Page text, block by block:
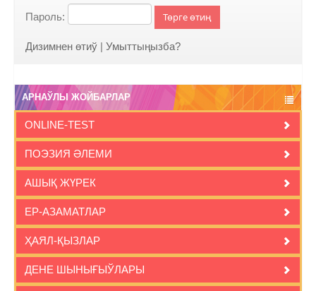
Пароль: Төрге өтиң
Дизимнен өтиў | Умыттыңызба?
АРНАЎЛЫ ЖОЙБАРЛАР
ONLINE-TEST
ПОЭЗИЯ ӘЛЕМИ
АШЫҚ ЖҮРЕК
ЕР-АЗАМАТЛАР
ҲАЯЛ-ҚЫЗЛАР
ДЕНЕ ШЫНЫҒЫЎЛАРЫ